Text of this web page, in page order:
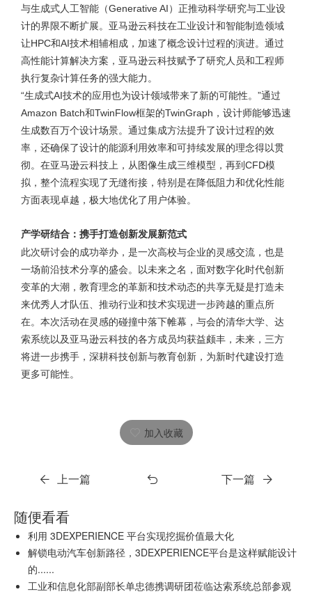
与生成式人工智能（Generative AI）正推动科学研究与工业设
计的界限不断扩展。亚马逊云科技在工业设计和智能制造领域
让HPC和AI技术相辅相成，加速了概念设计过程的演进。通过
高性能计算解决方案，亚马逊云科技赋予了研究人员和工程师
执行复杂计算任务的强大能力。
“生成式AI技术的应用也为设计领域带来了新的可能性。”通过
Amazon Batch和TwinFlow框架的TwinGraph，设计师能够迅速
生成数百万个设计场景。通过集成方法提升了设计过程的效
率，还确保了设计的能源利用效率和可持续发展的理念得以贯
彻。在亚马逊云科技上，从图像生成三维模型，再到CFD模
拟，整个流程实现了无缝衔接，特别是在降低阻力和优化性能
方面表现卓越，极大地优化了用户体验。
产学研结合：携手打造创新发展新范式
此次研讨会的成功举办，是一次高校与企业的灵感交流，也是
一场前沿技术分享的盛会。以未来之名，面对数字化时代创新
变革的大潮，教育理念的革新和技术动态的共享无疑是打造未
来优秀人才队伍、推动行业和技术实现进一步跨越的重点所
在。本次活动在灵感的碰撞中落下帷幕，与会的清华大学、达
索系统以及亚马逊云科技的各方成员均获益颇丰，未来，三方
将进一步携手，深耕科技创新与教育创新，为新时代建设打造
更多可能性。
加入收藏
上一篇 下一篇
随便看看
利用 3DEXPERIENCE 平台实现挖掘价值最大化
解锁电动汽车创新路径，3DEXPERIENCE平台是这样赋能设计
的......
工业和信息化部副部长单忠德携调研团莅临达索系统总部参观